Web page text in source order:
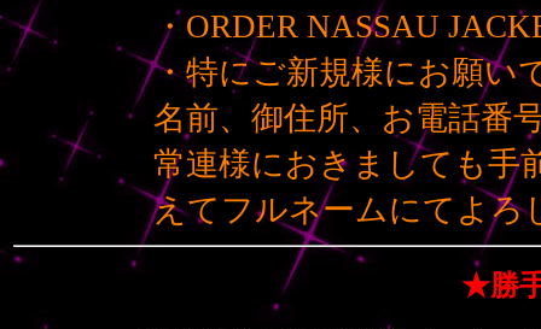
・ORDER NASSAU
・特にご新規様にお願い
名前、御住所、お電話番
常連様におきましても手
えてフルネームにてよろ
★勝